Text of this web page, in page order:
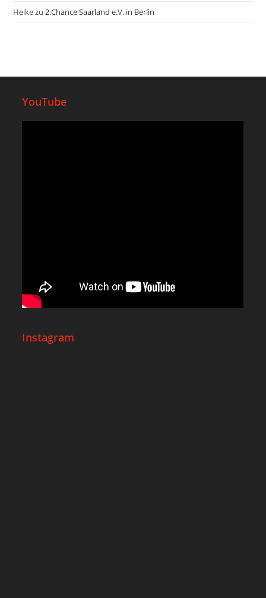
Heikezu2.Chance Saarland e.V. in Berlin
YouTube
Instagram